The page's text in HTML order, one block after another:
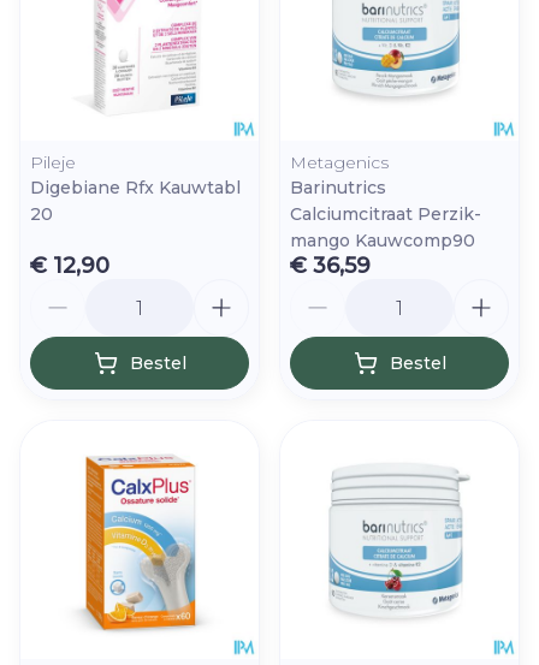
Pileje
Digebiane Rfx Kauwtabl
20
€ 12,90
Bestel
Metagenics
Barinutrics
Calciumcitraat Perzik-
mango Kauwcomp90
€ 36,59
Bestel